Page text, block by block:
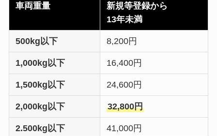
車両重量
新規等登録から
13年未満
500kg以下 8,200円
1,000kg以下 16,400円
1,500kg以下 24,600円
2,000kg以下 32,800円
2.500kg以下 41,000円